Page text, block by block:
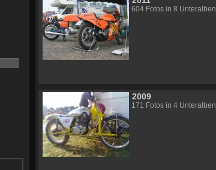
604 Fotos in 8 Unteralben
2009
171 Fotos in 4 Unteralben